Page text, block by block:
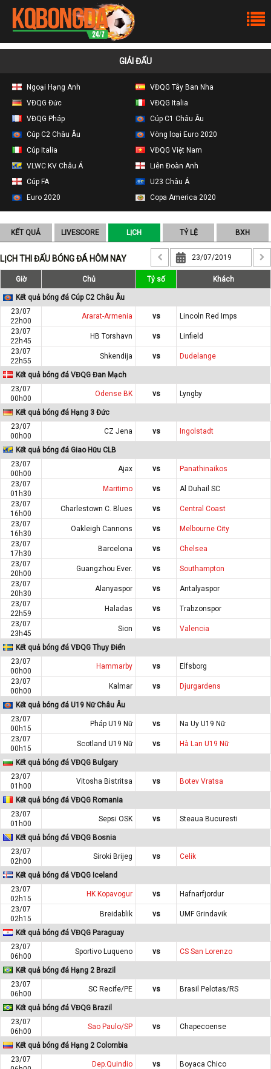
GIẢI ĐẤU
Ngoại Hạng Anh
VĐQG Tây Ban Nha
VĐQG Đức
VĐQG Italia
VĐQG Pháp
Cúp C1 Châu Âu
Cúp C2 Châu Âu
Vòng loại Euro 2020
Cúp Italia
VĐQG Việt Nam
VLWC KV Châu Á
Liên Đoàn Anh
Cúp FA
U23 Châu Á
Euro 2020
Copa America 2020
KẾT QUẢ LIVESCORE LỊCH TỶ LỆ BXH
LỊCH THI ĐẤU BÓNG ĐÁ HÔM NAY
Giờ Chủ Tỷ số Khách
Kết quả bóng đá Cúp C2 Châu Âu
23/07
22h00
Ararat-Armenia vs
Lincoln Red Imps
23/07
22h45
HB Torshavn vs
Linfield
23/07
22h55
Shkendija vs Dudelange
Kết quả bóng đá VĐQG Đan Mạch
23/07
00h00
Odense BK vs Lyngby
Kết quả bóng đá Hạng 3 Đức
23/07
00h00
CZ Jena vs Ingolstadt
Kết quả bóng đá Giao Hữu CLB
23/07
00h00
Ajax vs
Panathinaikos
23/07
01h30
Maritimo vs
Al Duhail SC
23/07
16h00
Charlestown C. Blues vs
Central Coast
23/07
16h30
Oakleigh Cannons vs
Melbourne City
23/07
17h30
Barcelona vs
Chelsea
23/07
20h00
Guangzhou Ever. vs
Southampton
23/07
20h30
Alanyaspor vs
Antalyaspor
23/07
22h59
Haladas vs
Trabzonspor
23/07
23h45
Sion vs Valencia
Kết quả bóng đá VĐQG Thụy Điển
23/07
00h00
Hammarby vs
Elfsborg
23/07
00h00
Kalmar vs Djurgardens
Kết quả bóng đá U19 Nữ Châu Âu
23/07
00h15
Pháp U19 Nữ vs
Na Uy U19 Nữ
23/07
00h15
Scotland U19 Nữ vs Hà Lan U19 Nữ
Kết quả bóng đá VĐQG Bulgary
23/07
01h00
Vitosha Bistritsa vs Botev Vratsa
Kết quả bóng đá VĐQG Romania
23/07
01h00
Sepsi OSK vs Steaua Bucuresti
Kết quả bóng đá VĐQG Bosnia
23/07
02h00
Siroki Brijeg vs Celik
Kết quả bóng đá VĐQG Iceland
23/07
02h15
HK Kopavogur vs
Hafnarfjordur
23/07
02h15
Breidablik vs UMF Grindavik
Kết quả bóng đá VĐQG Paraguay
23/07
06h00
Sportivo Luqueno vs CS San Lorenzo
Kết quả bóng đá Hạng 2 Brazil
23/07
06h00
SC Recife/PE vs Brasil Pelotas/RS
Kết quả bóng đá VĐQG Brazil
23/07
06h00
Sao Paulo/SP vs Chapecoense
Kết quả bóng đá Hạng 2 Colombia
23/07
Dep.Quindio vs Boyaca Chico